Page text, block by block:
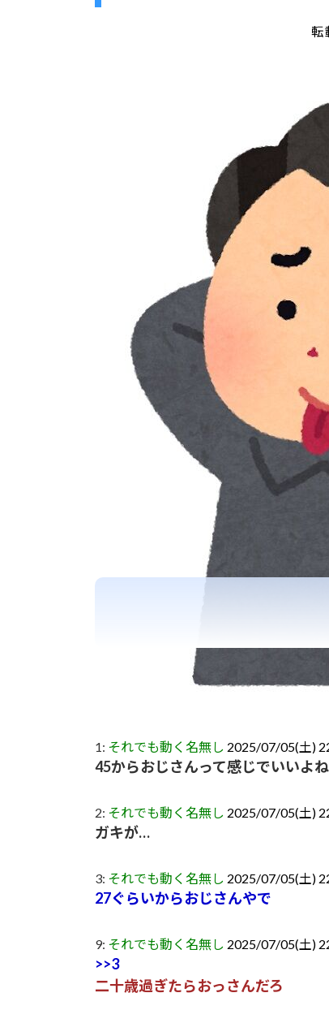
転
1: それでも動く名無し 2025/07/05(土)
45からおじさんって感じでいいよ
2: それでも動く名無し 2025/07/05(土)
ガキが…
3: それでも動く名無し 2025/07/05(土)
27ぐらいからおじさんやで
9: それでも動く名無し 2025/07/05(土)
>>3
二十歳過ぎたらおっさんだろ